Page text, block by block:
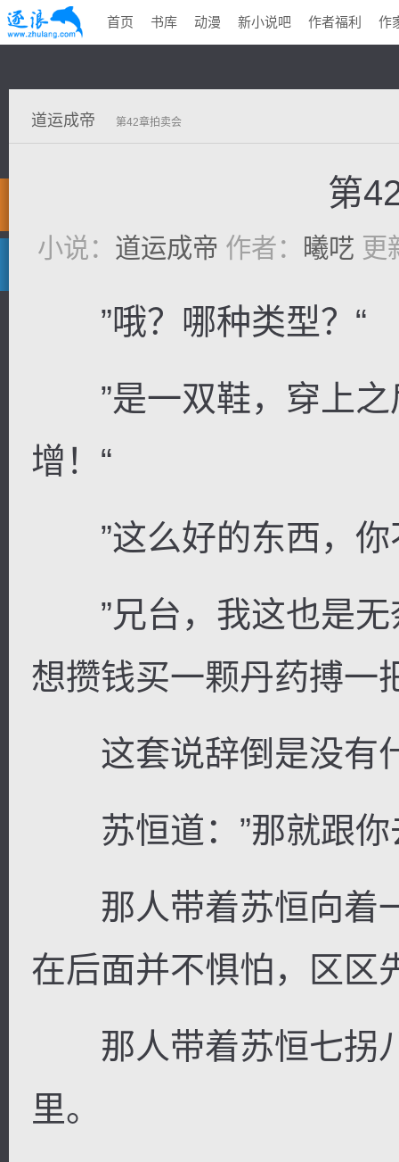
首页 书库 动漫 新小说吧 作者福利 作
道运成帝 第42章拍卖会
第
小说： 道运成帝 作者： 曦呓 更
”哦？哪种类型？“
”是一双鞋，穿上之
增！“
”这么好的东西，你
”兄台，我这也是无
想攒钱买一颗丹药搏一
这套说辞倒是没有
苏恒道：”那就跟你
那人带着苏恒向着
在后面并不惧怕，区区
那人带着苏恒七拐
里。